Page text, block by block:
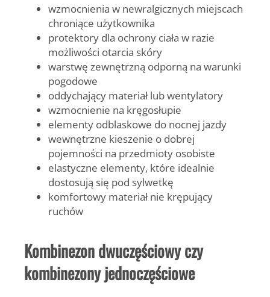
wzmocnienia w newralgicznych miejscach
chroniące użytkownika
protektory dla ochrony ciała w razie
możliwości otarcia skóry
warstwę zewnętrzną odporną na warunki
pogodowe
oddychający materiał lub wentylatory
wzmocnienie na kręgosłupie
elementy odblaskowe do nocnej jazdy
wewnętrzne kieszenie o dobrej
pojemności na przedmioty osobiste
elastyczne elementy, które idealnie
dostosują się pod sylwetkę
komfortowy materiał nie krępujący
ruchów
Kombinezon dwuczęściowy czy
kombinezony jednoczęściowe